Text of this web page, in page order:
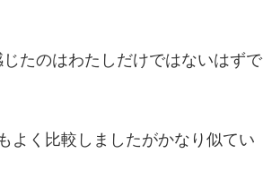
たのはわたしだけではないはずで
よく比較しましたがかなり似てい